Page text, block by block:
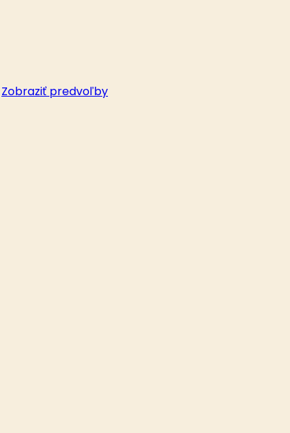
Zobraziť predvoľby